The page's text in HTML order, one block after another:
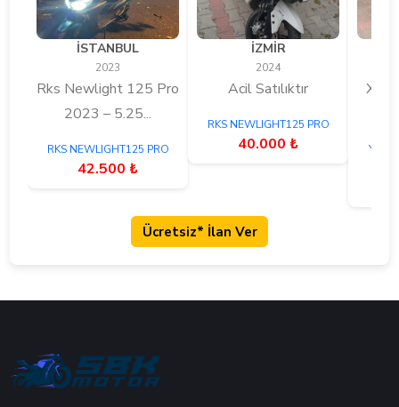
İSTANBUL
2023
Rks Newlight 125 Pro
2023 – 5.25...
RKS NEWLIGHT125 PRO
42.500 ₺
İZMİR
2024
Acil Satılıktır
RKS NEWLIGHT125 PRO
40.000 ₺
Ücretsiz* İlan Ver